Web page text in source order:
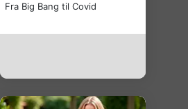
Fra Big Bang til Covid